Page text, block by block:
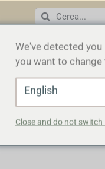
We've detected
you want to change
English
Close and do not switch